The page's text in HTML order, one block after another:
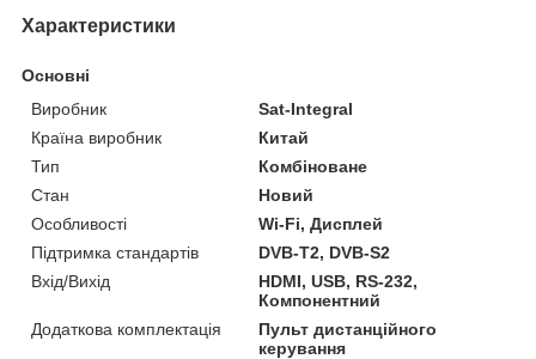
Характеристики
Основні
Виробник
Sat-Integral
Країна виробник
Китай
Тип
Комбіноване
Стан
Новий
Особливості
Wi-Fi, Дисплей
Підтримка стандартів
DVB-T2, DVB-S2
Вхід/Вихід
HDMI, USB, RS-232,
Компонентний
Додаткова комплектація
Пульт дистанційного
керування